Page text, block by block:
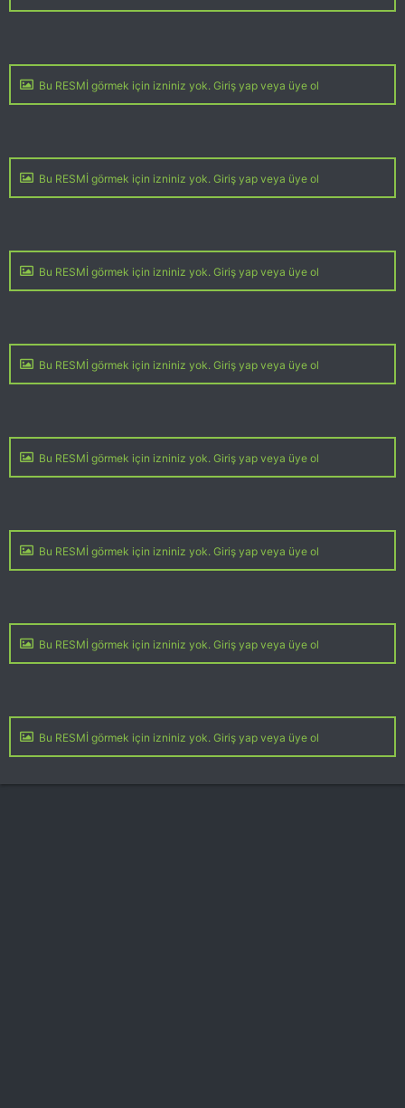
Bu RESMİ görmek için izniniz yok. Giriş yap veya üye ol
Bu RESMİ görmek için izniniz yok. Giriş yap veya üye ol
Bu RESMİ görmek için izniniz yok. Giriş yap veya üye ol
Bu RESMİ görmek için izniniz yok. Giriş yap veya üye ol
Bu RESMİ görmek için izniniz yok. Giriş yap veya üye ol
Bu RESMİ görmek için izniniz yok. Giriş yap veya üye ol
Bu RESMİ görmek için izniniz yok. Giriş yap veya üye ol
Bu RESMİ görmek için izniniz yok. Giriş yap veya üye ol